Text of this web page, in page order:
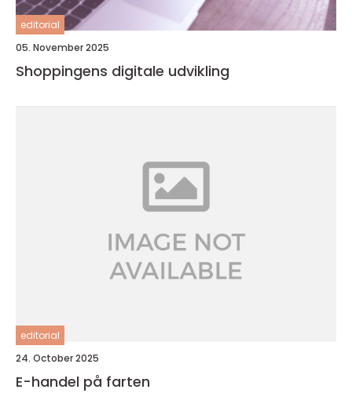
editorial
05. November 2025
Shoppingens digitale udvikling
editorial
24. October 2025
E-handel på farten